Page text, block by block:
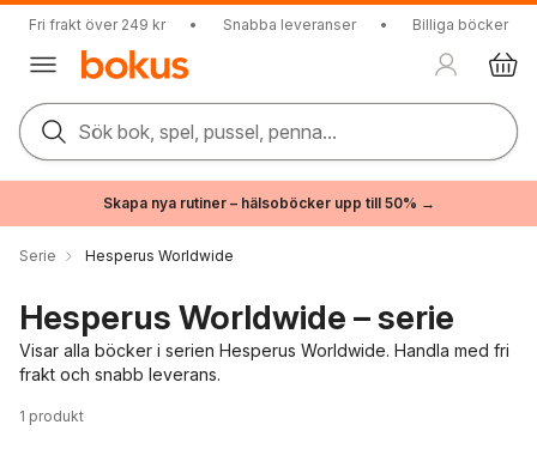
Fri frakt över 249 kr • Snabba leveranser • Billiga böcker
Sök bok, spel, pussel, penna...
Skapa nya rutiner – hälsoböcker upp till 50% →
Serie Hesperus Worldwide
Hesperus Worldwide – serie
Visar alla böcker i serien Hesperus Worldwide. Handla med fri
frakt och snabb leverans.
1 produkt